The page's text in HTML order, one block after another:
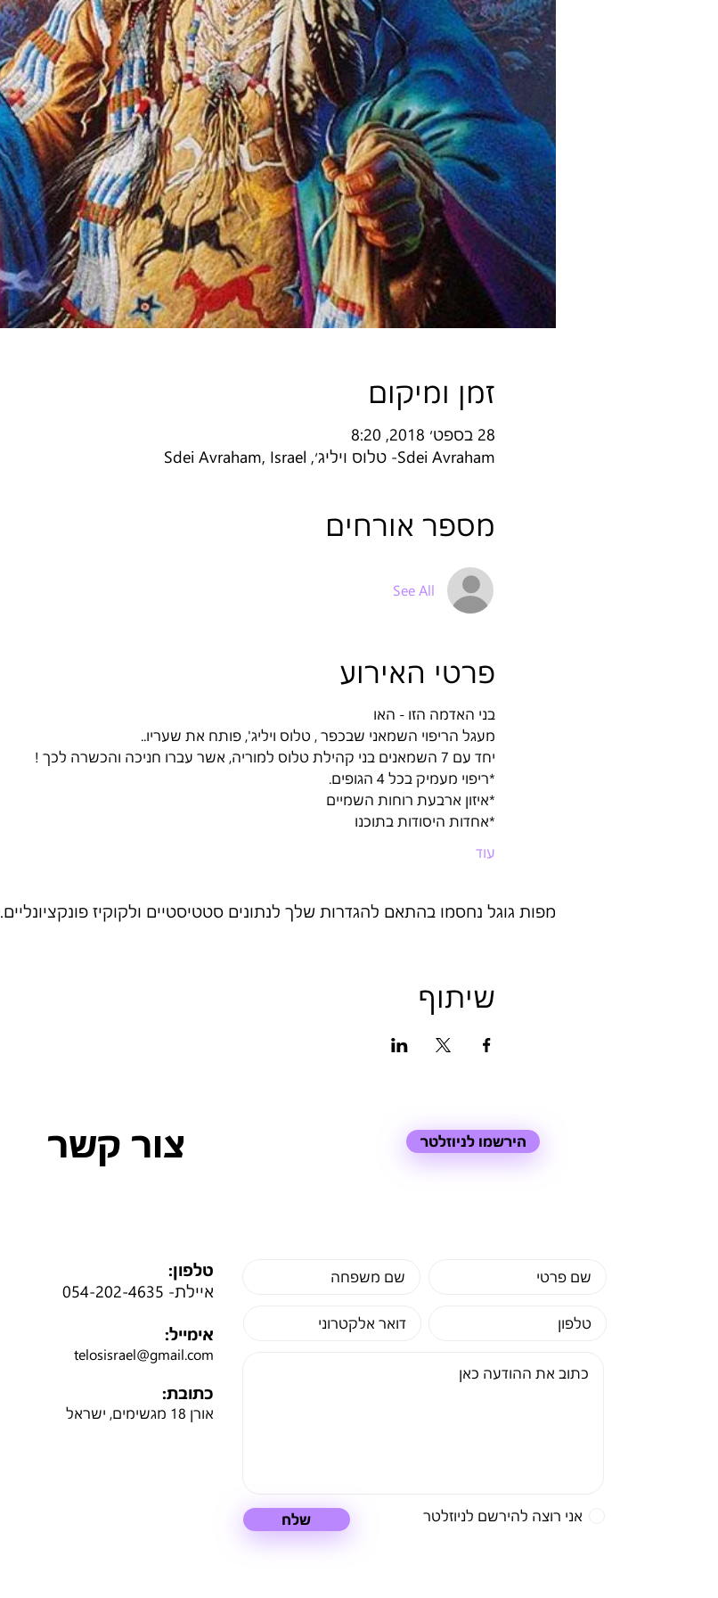
זמן ומיקום
28 בספט׳ 2018, 8:20
Sdei Avraham- טלוס ויליג׳, Sdei Avraham, Israel
מספר אורחים
See All
פרטי האירוע
בני האדמה הזו - האו
מעגל הריפוי השמאני שבכפר , טלוס ויליג', פותח את שעריו..
יחד עם 7 השמאנים בני קהילת טלוס למוריה, אשר עברו חניכה והכשרה לכך !
*ריפוי מעמיק בכל 4 הגופים.
*איזון ארבעת רוחות השמיים
*אחדות היסודות בתוכנו
עוד
מפות גוגל נחסמו בהתאם להגדרות שלך לנתונים סטטיסטיים ולקוקיז פונקציונליים.
שיתוף
צור קשר הירשמו לניוזלטר
טלפון:
איילת- 054-202-4635
אימייל:
telosisrael@gmail.com
כתובת:
אורן 18 מגשימים, ישראל
אני רוצה להירשם לניוזלטר שלח